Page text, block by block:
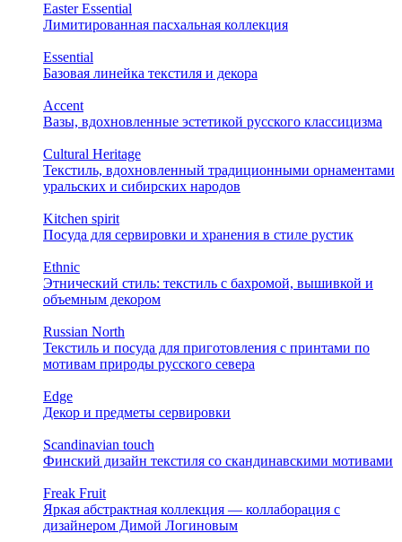
Easter Essential
Лимитированная пасхальная коллекция
Essential
Базовая линейка текстиля и декора
Accent
Вазы, вдохновленные эстетикой русского классицизма
Cultural Heritage
Текстиль, вдохновленный традиционными орнаментами
уральских и сибирских народов
Kitchen spirit
Посуда для сервировки и хранения в стиле рустик
Ethnic
Этнический стиль: текстиль с бахромой, вышивкой и
объемным декором
Russian North
Текстиль и посуда для приготовления с принтами по
мотивам природы русского севера
Edge
Декор и предметы сервировки
Scandinavian touch
Финский дизайн текстиля со скандинавскими мотивами
Freak Fruit
Яркая абстрактная коллекция — коллаборация с
дизайнером Димой Логиновым